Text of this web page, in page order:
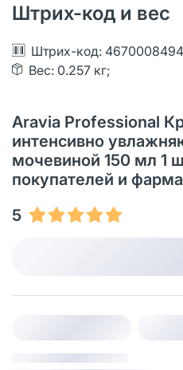
Штрих-код и вес
Штрих-код:
Вес: 0.257 кг;
Aravia Professional
интенсивно
мочевиной 150 мл 1
покупателей и
5